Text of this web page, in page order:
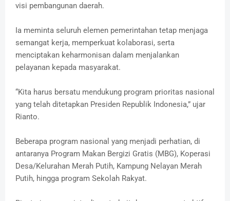
visi pembangunan daerah.
Ia meminta seluruh elemen pemerintahan tetap menjaga
semangat kerja, memperkuat kolaborasi, serta
menciptakan keharmonisan dalam menjalankan
pelayanan kepada masyarakat.
“Kita harus bersatu mendukung program prioritas nasional
yang telah ditetapkan Presiden Republik Indonesia,” ujar
Rianto.
Beberapa program nasional yang menjadi perhatian, di
antaranya Program Makan Bergizi Gratis (MBG), Koperasi
Desa/Kelurahan Merah Putih, Kampung Nelayan Merah
Putih, hingga program Sekolah Rakyat.